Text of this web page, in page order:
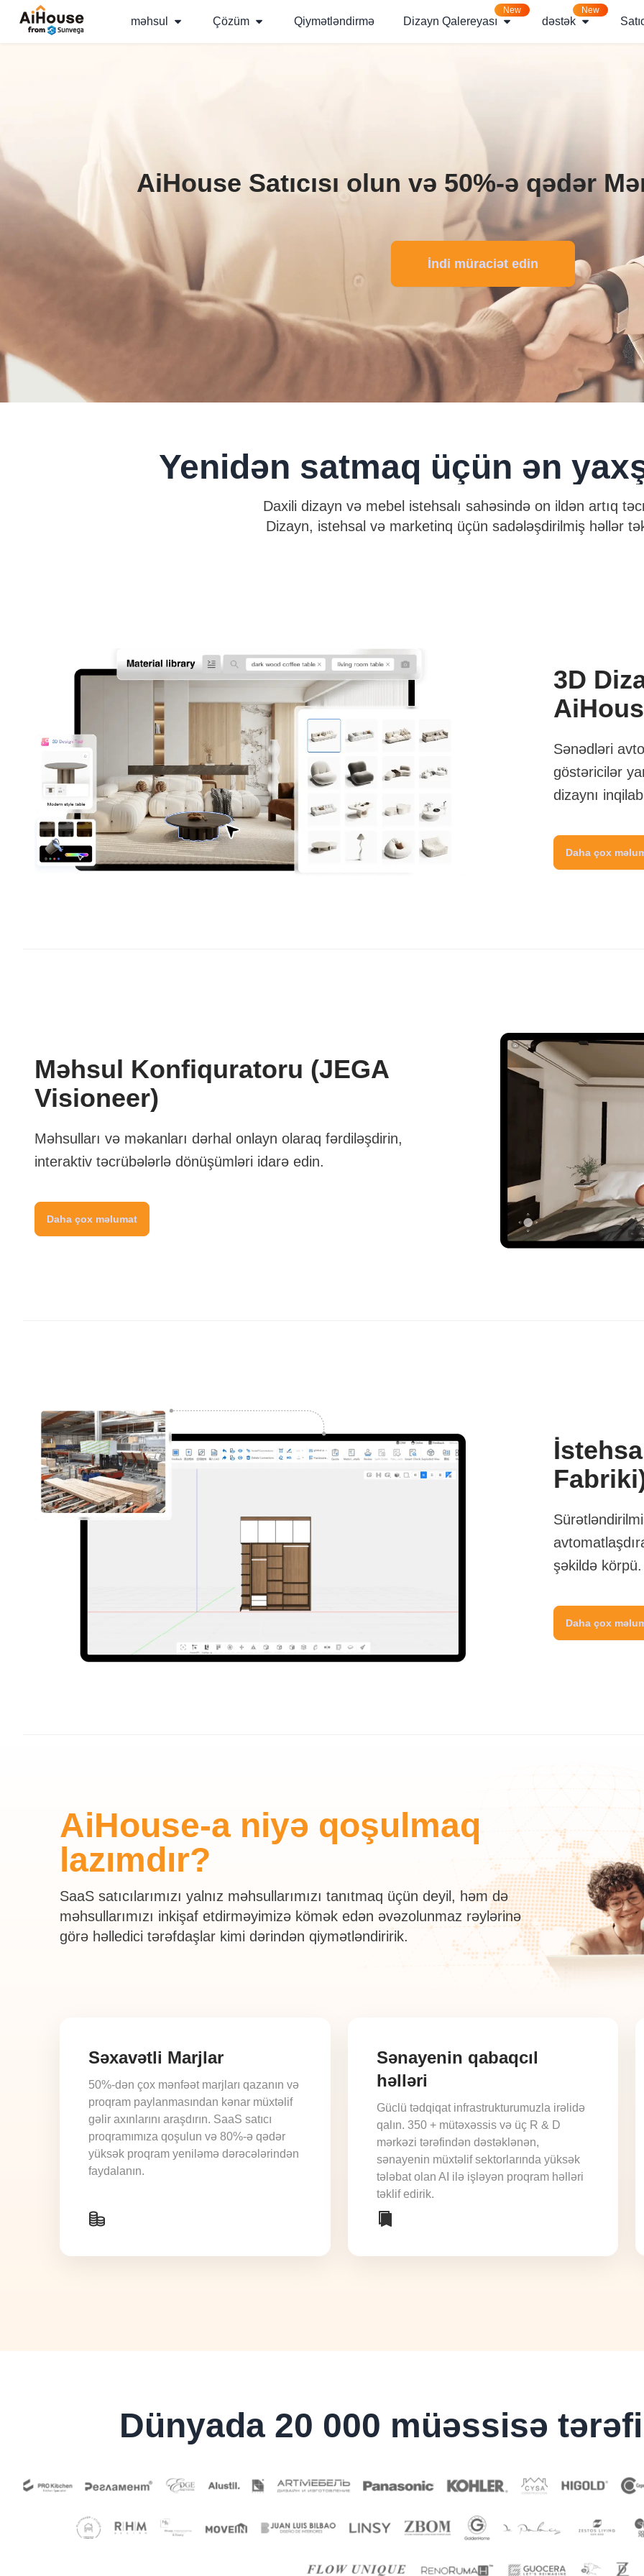
məhsul Çözüm Qiymətləndirmə Dizayn Qalereyası
New
dəstək
New
AiHouse Satıcısı olun və 50%-ə qədər
İndi müraciət edin
Yenidən satmaq üçün ən
Daxili dizayn və mebel istehsalı sahəsində on ildən artıq
Dizayn, istehsal və marketinq üçün sadələşdirilmiş həllər
3D
Sənədləri
göstəricilər
dizaynı
Daha çox
Məhsul Konfiquratoru (JEGA
Visioneer)
Məhsulları və məkanları dərhal onlayn olaraq fərdiləşdirin,
interaktiv təcrübələrlə dönüşümləri idarə edin.
Daha çox məlumat
şəkildə körpü.
Daha çox
AiHouse-a niyə qoşulmaq
lazımdır?
SaaS satıcılarımızı yalnız məhsullarımızı tanıtmaq üçün deyil, həm də
məhsullarımızı inkişaf etdirməyimizə kömək edən əvəzolunmaz rəylərinə
görə həlledici tərəfdaşlar kimi dərindən qiymətləndiririk.
Səxavətli Marjlar
50%-dən çox mənfəət marjları qazanın və
proqram paylanmasından kənar müxtəlif
gəlir axınlarını araşdırın. SaaS satıcı
proqramımıza qoşulun və 80%-ə qədər
yüksək proqram yeniləmə dərəcələrindən
faydalanın.
Sənayenin qabaqcıl
həlləri
Güclü tədqiqat infrastrukturumuzla irəlidə
qalın. 350 + mütəxəssis və üç R & D
mərkəzi tərəfindən dəstəklənən,
sənayenin müxtəlif sektorlarında yüksək
tələbat olan AI ilə işləyən proqram həlləri
təklif edirik.
Dünyada 20 000 müəssisə